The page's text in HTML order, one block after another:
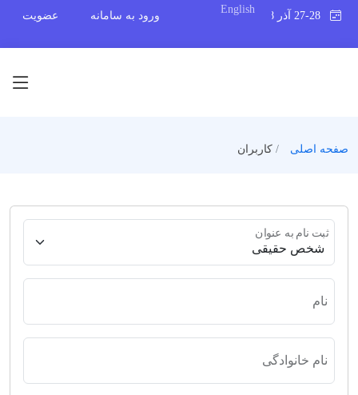
English
ورود به سامانه عضویت
صفحه اصلی کاربران
ثبت نام به عنوان
نام
نام خانوادگی